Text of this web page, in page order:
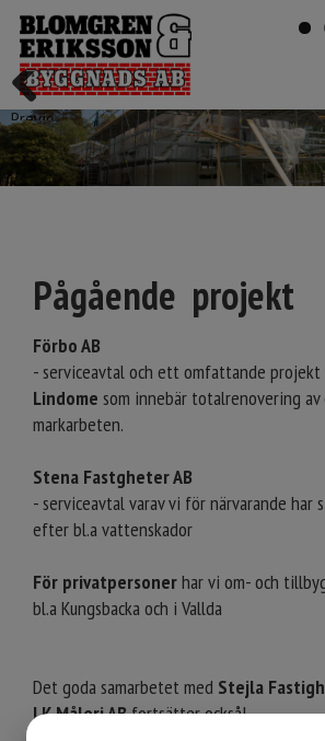
Previous
Pågående projekt
Förbo AB
- serviceavtal och ett omfattande projekt
Lindome som innebär totalrenovering av
markarbeten.
Stena Fastgheter AB
- serviceavtal varav vi för närvarande har
efter bl.a vattenskador
För privatpersonerhar vi om- och
bl.a Kungsbacka och i Vallda
Det goda samarbetet med Stejla
LKMåleri ABfortsätter också!